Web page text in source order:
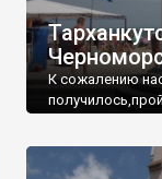
К сожалению